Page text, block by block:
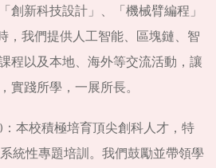
創新科技設計」、「機械臂編程」
，我們提供人工智能、區塊鏈、智
程以及本地、海外等交流活動，讓
踐所學，一展所長。
：本校積極培育頂尖創科人才，特
統性專題培訓。我們鼓勵並帶領學